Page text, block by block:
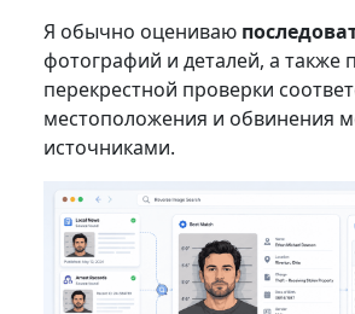
Я обычно оцениваю
фотографий и деталей, а также
перекрестной проверки
местоположения и обвинения
источниками.